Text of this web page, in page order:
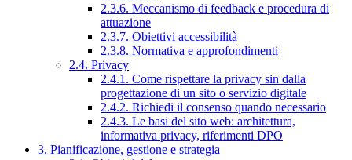
2.3.6. Meccanismo di feedback e procedura di
attuazione
2.3.7. Obiettivi accessibilità
2.3.8. Normativa e approfondimenti
2.4. Privacy
2.4.1. Come rispettare la privacy sin dalla
progettazione di un sito o servizio digitale
2.4.2. Richiedi il consenso quando necessario
2.4.3. Le basi del sito web: architettura,
informativa privacy, riferimenti DPO
3. Pianificazione, gestione e strategia